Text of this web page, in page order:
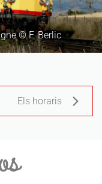
© F. Berlic
Els horaris